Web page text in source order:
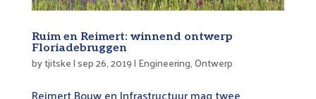
Ruim en Reimert: winnend ontwerp
Floriadebruggen
bytjitske|sep 26, 2019| Engineering,Ontwerp